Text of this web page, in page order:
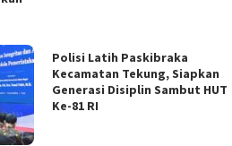
Polisi Latih Paskibraka
Kecamatan Tekung, Siapkan
Generasi Disiplin Sambut HUT
Ke-81 RI